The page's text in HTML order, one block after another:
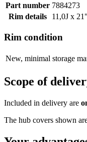
Part number 7884273
Rim details
11,0J x
Rim condition
New, minimal storage
Scope of
Included in delivery are
The hub covers shown